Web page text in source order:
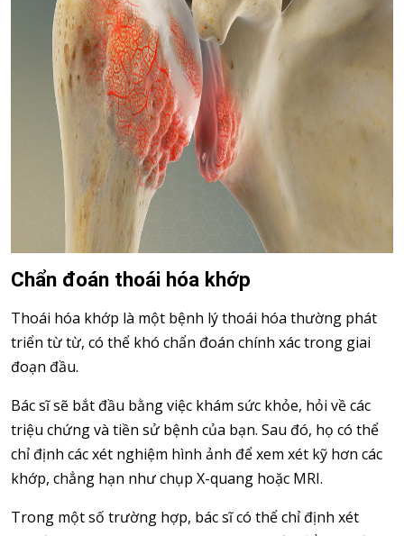
Chẩn đoán thoái hóa khớp
Thoái hóa khớp là một bệnh lý thoái hóa thường phát
triển từ từ, có thể khó chẩn đoán chính xác trong giai
đoạn đầu.
Bác sĩ sẽ bắt đầu bằng việc khám sức khỏe, hỏi về các
triệu chứng và tiền sử bệnh của bạn. Sau đó, họ có thể
chỉ định các xét nghiệm hình ảnh để xem xét kỹ hơn các
khớp, chẳng hạn như chụp X-quang hoặc MRI.
Trong một số trường hợp, bác sĩ có thể chỉ định xét